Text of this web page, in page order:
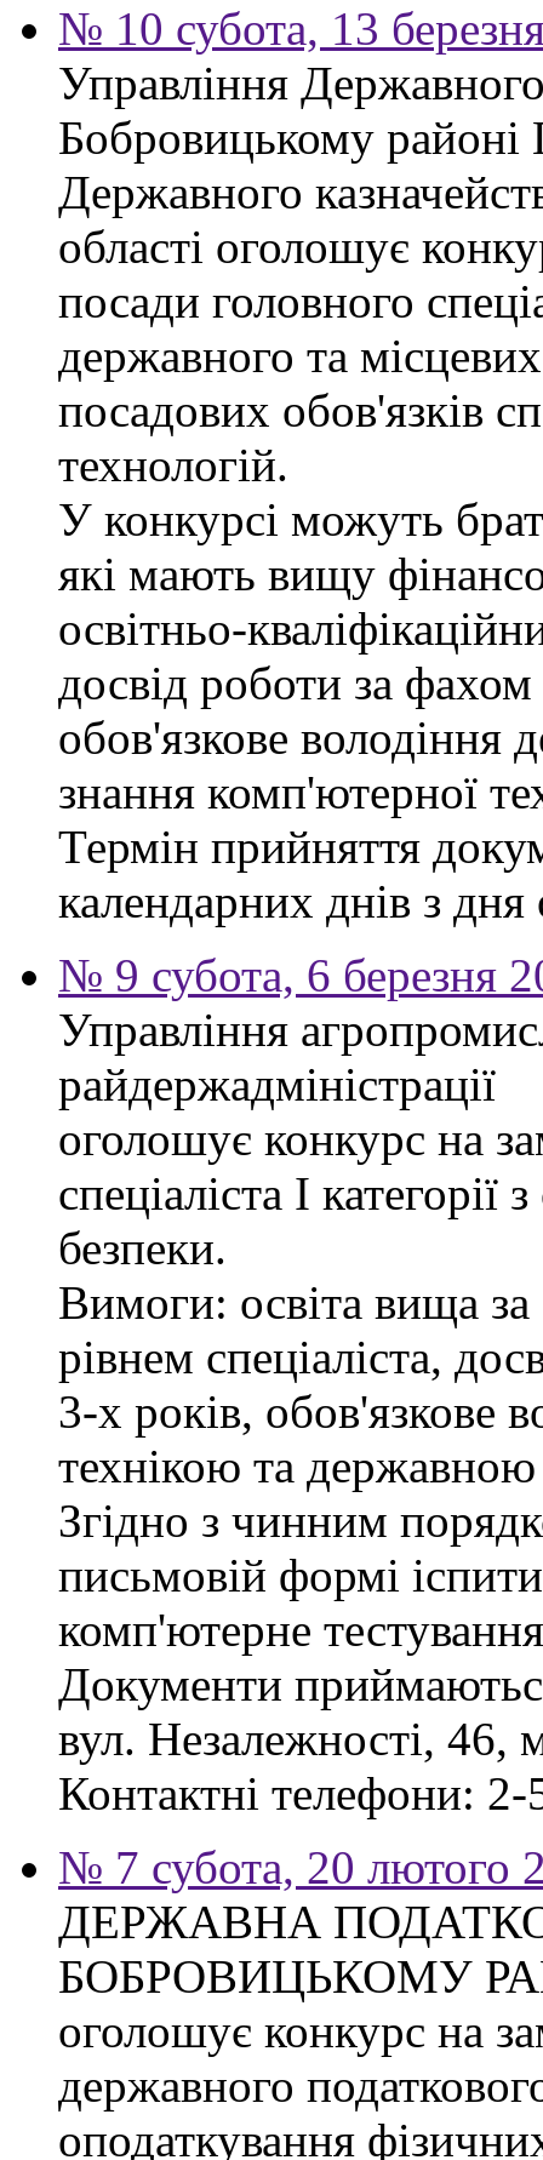
№ 10 субота, 13
Управління
Бобровицькому районі
Державного
області оголошує
посади головного
державного та
посадових обов'язків
технологій.
У конкурсі можуть
які мають вищу
освітньо-
досвід роботи за
обов'язкове
знання комп'ютерної
Термін прийняття
календарних днів з
№ 9 субота, 6 березня
Управління
райдержадміністрації
оголошує конкурс на
спеціаліста І
безпеки.
Вимоги: освіта вища за
рівнем спеціаліста,
3-х років, обов'язкове
технікою та
Згідно з чинним
письмовій формі
комп'ютерне
Документи
вул. Незалежності, 46,
Контактні телефони:
№ 7 субота, 20 лютого
ДЕРЖАВНА
БОБРОВИЦЬКОМУ
оголошує конкурс на
державного
оподаткування